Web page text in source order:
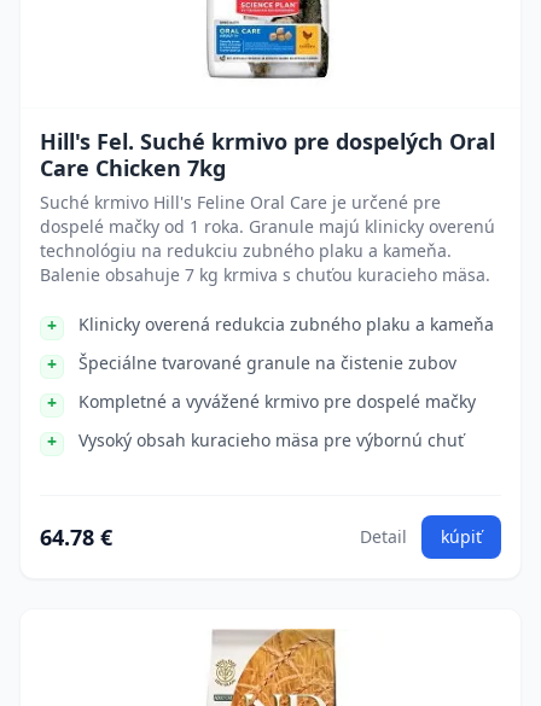
Hill's Fel. Suché krmivo pre dospelých Oral
Care Chicken 7kg
Suché krmivo Hill's Feline Oral Care je určené pre
dospelé mačky od 1 roka. Granule majú klinicky overenú
technológiu na redukciu zubného plaku a kameňa.
Balenie obsahuje 7 kg krmiva s chuťou kuracieho mäsa.
Klinicky overená redukcia zubného plaku a kameňa
Špeciálne tvarované granule na čistenie zubov
Kompletné a vyvážené krmivo pre dospelé mačky
Vysoký obsah kuracieho mäsa pre výbornú chuť
64.78 € Detail kúpiť